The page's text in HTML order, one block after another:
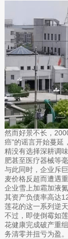
然而好景不长，
癌"的谣言开始蔓延
精没有选择深耕调
肥甚至医疗器械等
与此同时，企业斥
麦价格反超而遭遇
企业雪上加霜加液
其资产负债率高达
莲花的这一系列逆
不过，即使倒霉如
花健康完成破产重
务清零并扭亏为盈。